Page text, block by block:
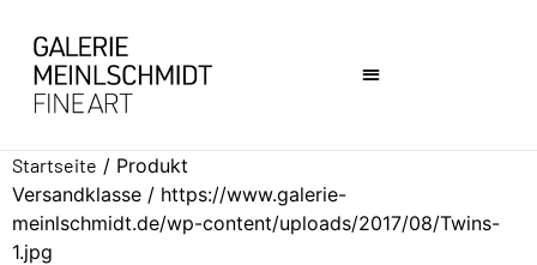
Startseite / Produkt
Versandklasse / https://www.galerie-
meinlschmidt.de/wp-content/uploads/2017/08/Twins-
1.jpg